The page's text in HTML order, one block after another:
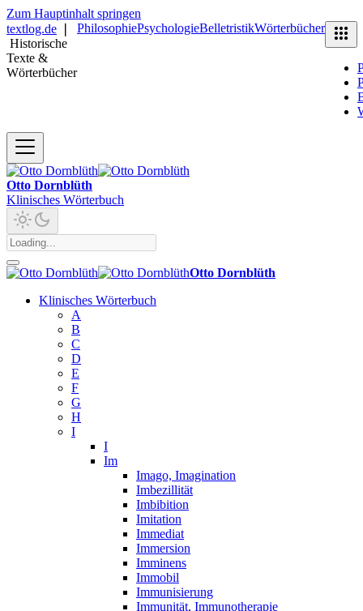
Zum Hauptinhalt springen
textlog.de
Historische
Texte &
Wörterbücher
PhilosophiePsychologieBelletristikWörterbücher
Otto Dornblüth
Klinisches Wörterbuch
Otto Dornblüth
Klinisches Wörterbuch
A
B
C
D
E
F
G
H
I
I
Im
Imago, Imagination
Imbezillität
Imbibition
Imitation
Immediat
Immersion
Imminens
Immobil
Immunisierung
Immunität, Immunotherapie